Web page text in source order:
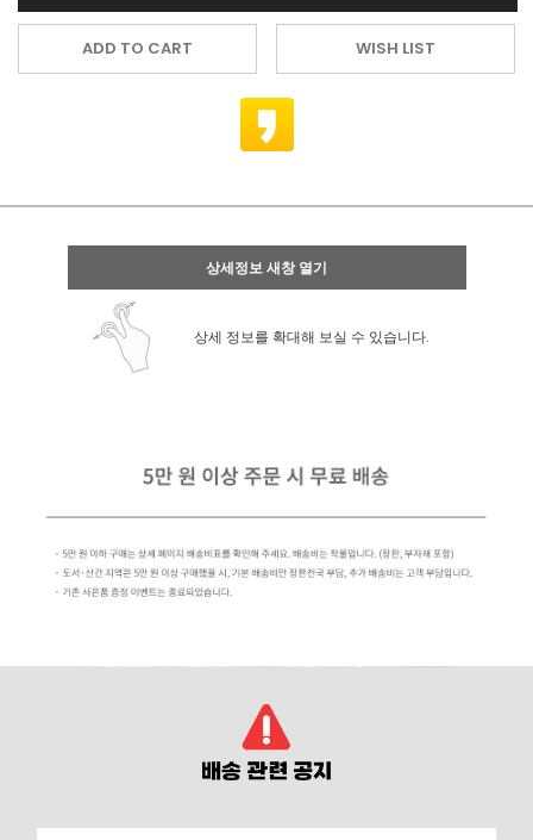
ADD TO CART WISH LIST
상세정보 새창 열기
상세 정보를 확대해 보실 수 있습니다.